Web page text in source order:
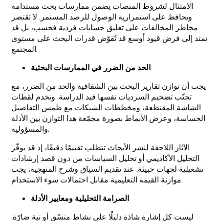
الامتثال لشروط المنصات يضمن ممارسات بحث مستدامة
ويحافظ على استمرارية الوصول للرصد المستمر. لا تقتصر
مخاطر المخالفات على تعليق حسابات فردية فحسب، بل قد
تمتد إلى فرض قيود أوسع قد تُقوّض قدرات البحث على مستوى
المجتمع.
الحد من الضرر في الممارسات البحثية
يجب أن توازن تقارير البحث بين الشفافية والحد من الضرر، مع
تجنّب تضخيم السرديات نفسها قيد الدراسة. وتخدم لقطات
الشاشة المقتطعة، ومخططات الشبكات مع طمس التفاصيل
الحساسة، وعرض الأنماط بصورة مجمّعة هذا التوازن بين الأدلة
والمسؤولية.
الآثار اللاحقة لنشر الأبحاث تتطلب تقييمًا دقيقًا، إذ قد يوفّر
التحليل الأكاديمي أو تحليل السياسات من دون قصد إرشادات
تشغيلية لجهات خبيثة. عند تقديم السياق وشرح المنهجية، يجب
موازنة القيمة التعليمية مقابل احتمالات سوء الاستخدام.
الصرامة التحليلية ومعايير الأدلة
ليست كل إشارة شاذة دليلًا على نشاط منسّق أو نية ضارّة.